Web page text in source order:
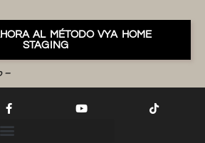
AL MÉTODO VYA HOME
STAGING
–